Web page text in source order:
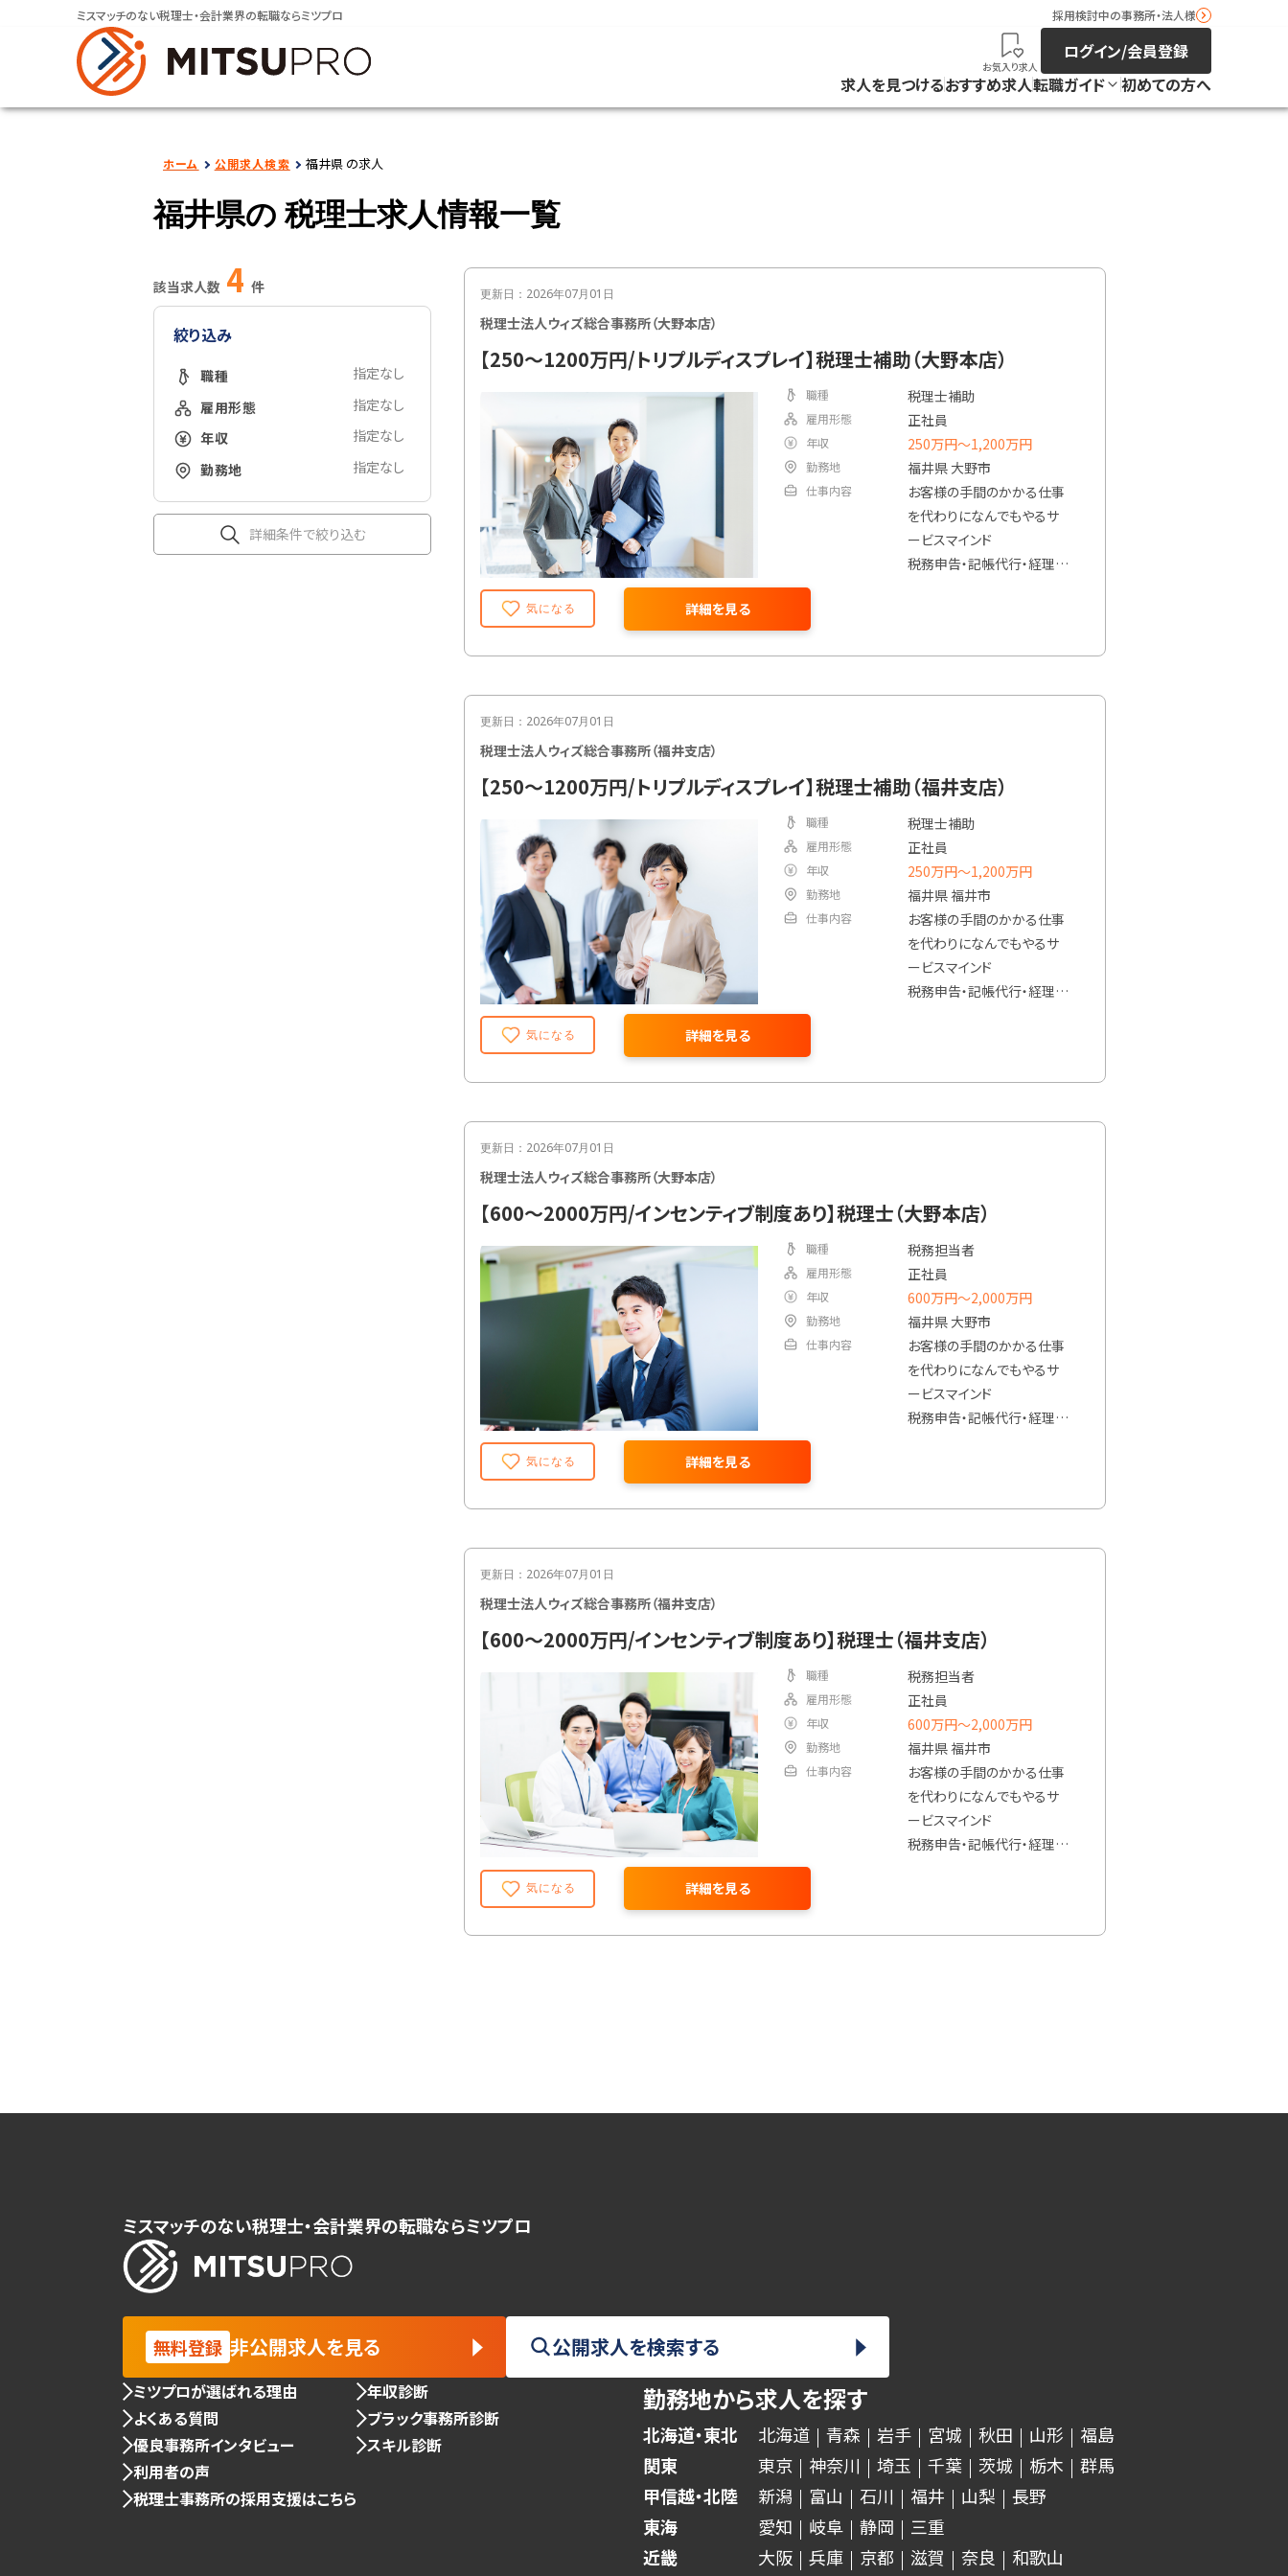
ミスマッチのない税理士・会計業界の転職ならミツプロ 採用検討中の事務所・法人様
お気入り求人
ログイン/会員登録
求人を見つけるおすすめ求人転職ガイド 初めての方へ
ホーム 公開求人検索 福井県 の求人
福井県の 税理士求人情報一覧
更新日：2026年07月01日
税理士法人ウィズ総合事務所（大野本店）
【250～1200万円/トリプルディスプレイ】税理士補助（大野本店）
気になる 詳細を見る
職種 税理士補助
雇用形態 正社員
年収 250万円〜1,200万円
勤務地 福井県 大野市
仕事内容
お客様の手間のかかる仕事
を代わりになんでもやるサ
ービスマインド
税務申告・記帳代行・経理代
してもらいたい
営・財務のアドバイスやコン
・記帳代行、経理代行、経理
DXコンサルティング
・補助金申請支援
・税務以外を含む伴走支援
＊担当していただく業務内容
については、経験や知識、ご
希望をお聞きして
詳細を決めていきます。
更新日：2026年07月01日
税理士法人ウィズ総合事務所（福井支店）
【250～1200万円/トリプルディスプレイ】税理士補助（福井支店）
気になる 詳細を見る
職種 税理士補助
雇用形態 正社員
年収 250万円〜1,200万円
勤務地 福井県 福井市
仕事内容
お客様の手間のかかる仕事
を代わりになんでもやるサ
ービスマインド
税務申告・記帳代行・経理代
してもらいたい
営・財務のアドバイスやコン
・記帳代行、経理代行、経理
DXコンサルティング
・補助金申請支援
・税務以外を含む伴走支援
＊担当していただく業務内容
については、経験や知識、ご
希望をお聞きして
詳細を決めていきます。
更新日：2026年07月01日
税理士法人ウィズ総合事務所（大野本店）
【600～2000万円/インセンティブ制度あり】税理士（大野本店）
気になる 詳細を見る
職種 税務担当者
雇用形態 正社員
年収 600万円〜2,000万円
勤務地 福井県 大野市
仕事内容
お客様の手間のかかる仕事
を代わりになんでもやるサ
ービスマインド
税務申告・記帳代行・経理代
してもらいたい
営・財務のアドバイスやコン
・記帳代行、経理代行、経理
DXコンサルティング
・補助金申請支援
・税務以外を含む伴走支援
＊担当していただく業務内容
については、経験や知識、ご
希望をお聞きして
詳細を決めていきます。
更新日：2026年07月01日
税理士法人ウィズ総合事務所（福井支店）
【600～2000万円/インセンティブ制度あり】税理士（福井支店）
気になる 詳細を見る
職種 税務担当者
雇用形態 正社員
年収 600万円〜2,000万円
勤務地 福井県 福井市
仕事内容
お客様の手間のかかる仕事
を代わりになんでもやるサ
ービスマインド
税務申告・記帳代行・経理代
してもらいたい
該当求人数 4 件
絞り込み
職種
指定なし
雇用形態
指定なし
年収
指定なし
勤務地
指定なし
詳細条件で絞り込む
ミスマッチのない税理士・会計業界の転職ならミツプロ
無料登録 非公開求人を見る 公開求人を検索する
ミツプロが選ばれる理由
よくある質問
優良事務所インタビュー
利用者の声
税理士事務所の採用支援はこちら
年収診断
ブラック事務所診断
スキル診断
勤務地から求人を探す
北海道・東北 北海道 青森 岩手 宮城 秋田 山形
福島
関東
東京 神奈川 埼玉 千葉 茨城 栃木
群馬
甲信越・北陸
新潟 富山 石川 福井 山梨
長野
東海
愛知 岐阜 静岡
三重
近畿
大阪 兵庫 京都 滋賀 奈良
和歌山